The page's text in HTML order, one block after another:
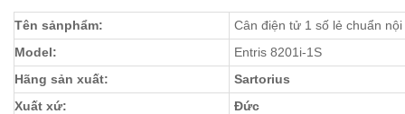
Tên sảnphẩm:
Cân điện tử 1 số lẻ chuẩn
Model:
Entris 8201i-1S
Hãng sản xuất:
Sartorius
Xuất xứ:
Đức